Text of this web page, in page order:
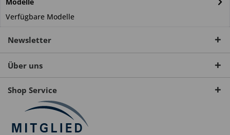
Verfügbare Modelle
Newsletter
Über uns
Shop Service